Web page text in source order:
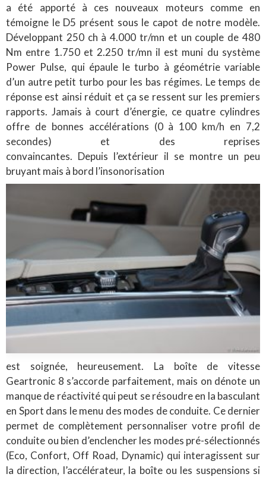
a été apporté à ces nouveaux moteurs comme en
témoigne le D5 présent sous le capot de notre modèle.
Développant 250 ch à 4.000 tr/mn et un couple de 480
Nm entre 1.750 et 2.250 tr/mn il est muni du système
Power Pulse, qui épaule le turbo à géométrie variable
d’un autre petit turbo pour les bas régimes. Le temps de
réponse est ainsi réduit et ça se ressent sur les premiers
rapports. Jamais à court d’énergie, ce quatre cylindres
offre de bonnes accélérations (0 à 100 km/h en 7,2
secondes) et des reprises
convaincantes. Depuis l’extérieur il se montre un peu
bruyant mais à bord l’insonorisation
est soignée, heureusement. La boîte de vitesse
Geartronic 8 s’accorde parfaitement, mais on dénote un
manque de réactivité qui peut se résoudre en la basculant
en Sport dans le menu des modes de conduite. Ce dernier
permet de complètement personnaliser votre profil de
conduite ou bien d’enclencher les modes pré-sélectionnés
(Eco, Confort, Off Road, Dynamic) qui interagissent sur
la direction, l’accélérateur, la boîte ou les suspensions si